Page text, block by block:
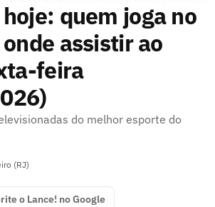
quem joga no
assistir ao
feira
do melhor esporte do
(RJ)
o Lance! no Google